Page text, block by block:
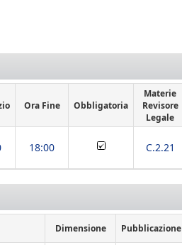
Ora Fine Obbligatoria
Materie
Revisore
Legale
18:00 C.2.21
Dimensione Pubblicazione